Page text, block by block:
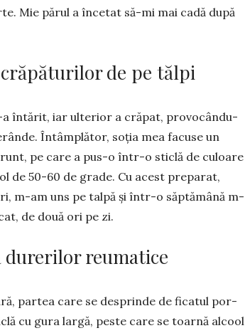
Mie părul a încetat să-mi mai cadă după
de pe tălpi
a întărit, iar ulterior a crăpat, provo­cându-
Întâmplător, soția mea facuse un
pe care a pus-o într-o sticlă de culoare
de 50-60 de grade. Cu acest pre­parat,
m-am uns pe talpă și într-o săp­tămână m-
de două ori pe zi.
durerilor reumatice
partea care se desprinde de ficatul por­
cu gura largă, peste care se toarnă al­cool